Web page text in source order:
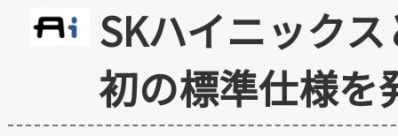
SKハイニック
初の標準仕様を